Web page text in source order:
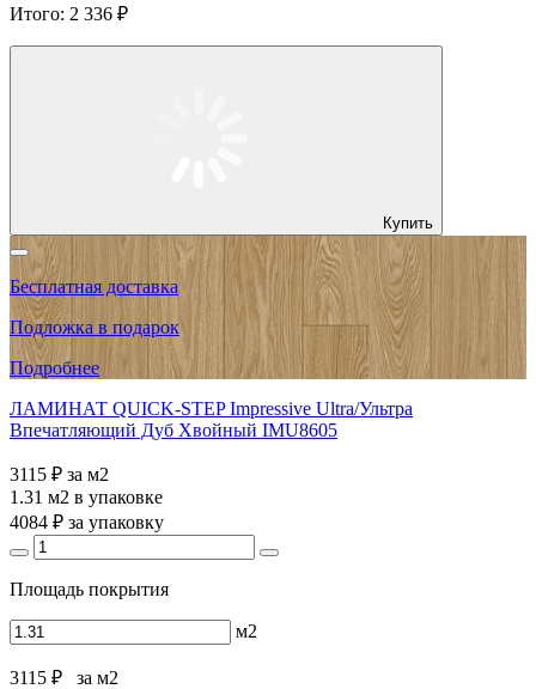
Итого: 2 336 ₽
Купить
Бесплатная доставка
Подложка в подарок
Подробнее
ЛАМИНАТ QUICK-STEP Impressive Ultra/Ультра
Впечатляющий Дуб Хвойный IMU8605
3115 ₽ за м2
1.31 м2 в упаковке
4084 ₽ за упаковку
Площадь покрытия
м2
3115 ₽ за м2